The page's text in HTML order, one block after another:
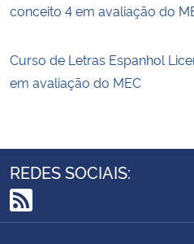
conceito 4 em avaliação do
Curso de Letras Espanhol
em avaliação do MEC
REDES SOCIAIS:
RSS